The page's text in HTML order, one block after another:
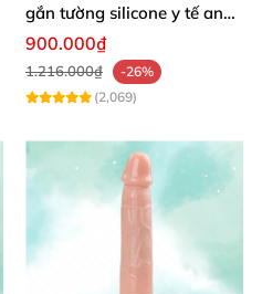
gắn tường silicone y tế an
toàn
900.000₫
1.216.000₫
-26%
(2,069)